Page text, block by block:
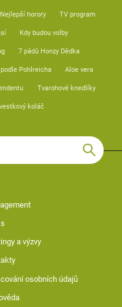
Nejlepší horory TV program
Kdy budou volby
7 pádů Honzy Dědka
Pohlreicha Aloe vera
Tvarohové knedlíky
koláč
a výzvy
osobních údajů